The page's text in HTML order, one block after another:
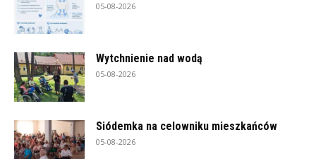
05-08-2026
Wytchnienie nad wodą
05-08-2026
Siódemka na celowniku mieszkańców
05-08-2026